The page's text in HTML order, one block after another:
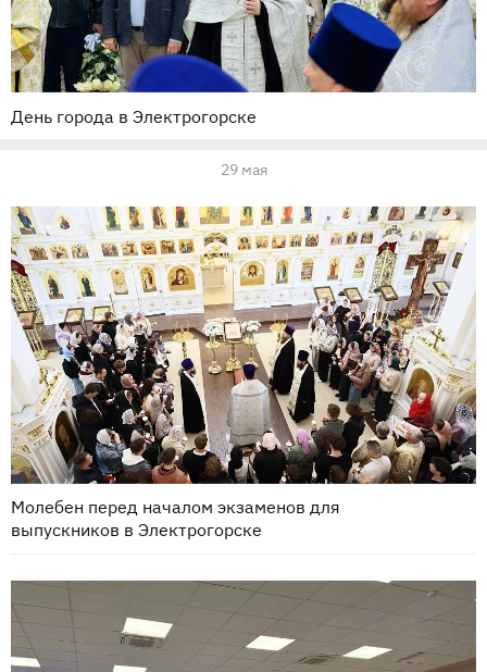
День города в Электрогорске
29 мая
Молебен перед началом экзаменов для
выпускников в Электрогорске